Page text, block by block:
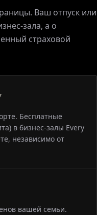
Ваш отпуск или
зала, а о
страховой
Бесплатные
в бизнес-залы Every
независимо от
вашей семьи.